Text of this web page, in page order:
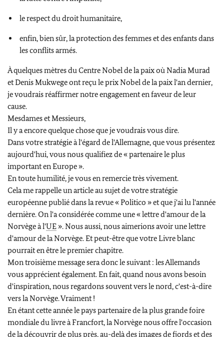
le respect du droit humanitaire,
enfin, bien sûr, la protection des femmes et des enfants dans
les conflits armés.
À quelques mètres du Centre Nobel de la paix où Nadia Murad
et Denis Mukwege ont reçu le prix Nobel de la paix l'an dernier,
je voudrais réaffirmer notre engagement en faveur de leur
cause.
Mesdames et Messieurs,
Il y a encore quelque chose que je voudrais vous dire.
Dans votre stratégie à l'égard de l'Allemagne, que vous présentez
aujourd'hui, vous nous qualifiez de « partenaire le plus
important en Europe ».
En toute humilité, je vous en remercie très vivement.
Cela me rappelle un article au sujet de votre stratégie
européenne publié dans la revue « Politico » et que j'ai lu l'année
dernière. On l'a considérée comme une « lettre d'amour de la
Norvège à l'UE». Nous aussi, nous aimerions avoir une lettre
d'amour de la Norvège. Et peut-être que votre Livre blanc
pourrait en être le premier chapitre.
Mon troisième message sera donc le suivant : les Allemands
vous apprécient également. En fait, quand nous avons besoin
d'inspiration, nous regardons souvent vers le nord, c'est-à-dire
vers la Norvège. Vraiment !
En étant cette année le pays partenaire de la plus grande foire
mondiale du livre à Francfort, la Norvège nous offre l'occasion
de la découvrir de plus près, au-delà des images de fjords et des